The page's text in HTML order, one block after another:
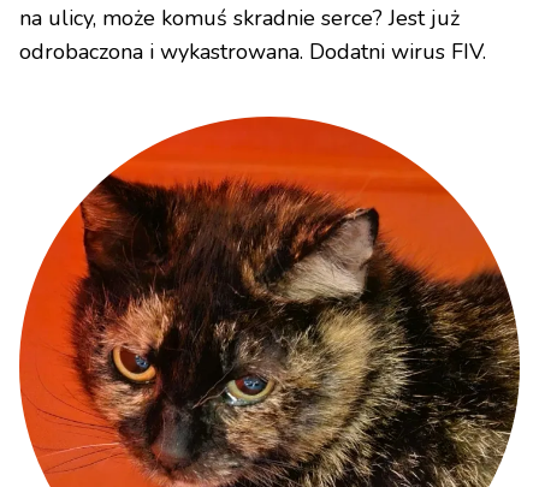
na ulicy, może komuś skradnie serce? Jest już
odrobaczona i wykastrowana. Dodatni wirus FIV.